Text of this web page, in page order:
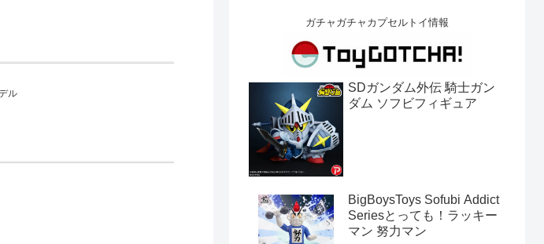
ル
ガチャガチャカプセルトイ情報
SDガンダム外伝 騎士ガン
ダム ソフビフィギュア
BigBoysToys Sofubi Addict
Seriesとっても！ラッキー
マン 努力マン